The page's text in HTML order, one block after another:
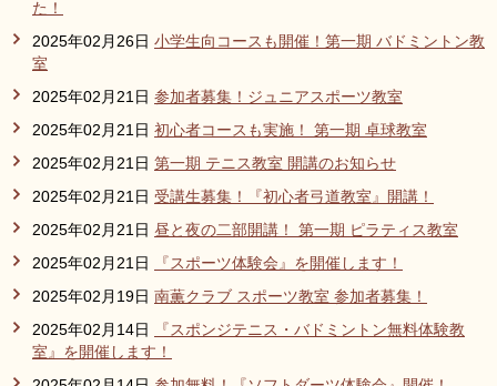
た！
2025年02月26日 小学生向コースも開催！第一期 バドミントン教
室
2025年02月21日 参加者募集！ジュニアスポーツ教室
2025年02月21日 初心者コースも実施！ 第一期 卓球教室
2025年02月21日 第一期 テニス教室 開講のお知らせ
2025年02月21日 受講生募集！『初心者弓道教室』開講！
2025年02月21日 昼と夜の二部開講！ 第一期 ピラティス教室
2025年02月21日
『スポーツ体験会』を開催します！
2025年02月19日 南薫クラブ スポーツ教室 参加者募集！
2025年02月14日
『スポンジテニス・バドミントン無料体験教
室』を開催します！